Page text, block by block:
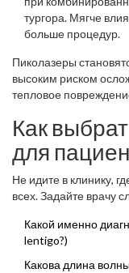
тургора. Мягче
больше процедур.
Пиколазеры
высоким риском
тепловое
Как
для
Не идите в клинику,
всех. Задайте врачу
Какой именно
lentigo?)
Какова длина